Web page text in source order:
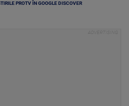
PROTV ÎN GOOGLE DISCOVER